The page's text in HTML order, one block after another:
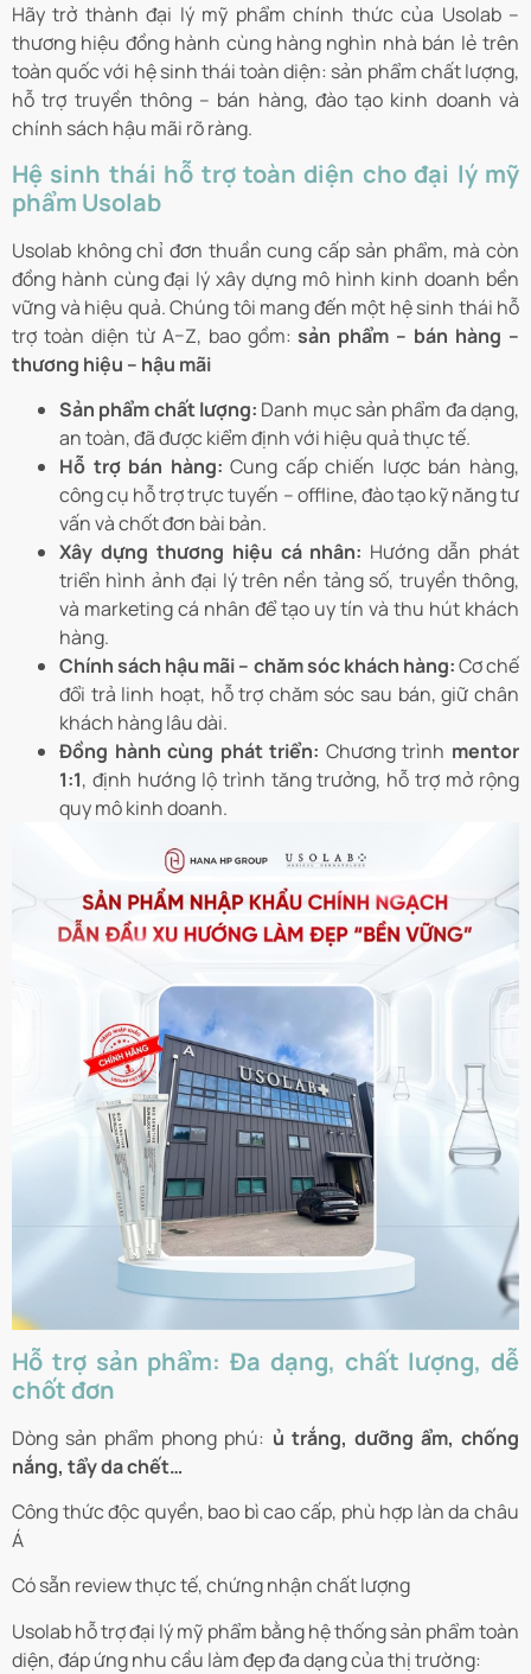
Hãy trở thành đại lý mỹ phẩm chính thức của Usolab –
thương hiệu đồng hành cùng hàng nghìn nhà bán lẻ trên
toàn quốc với hệ sinh thái toàn diện: sản phẩm chất lượng,
hỗ trợ truyền thông – bán hàng, đào tạo kinh doanh và
chính sách hậu mãi rõ ràng.
Hệ sinh thái hỗ trợ toàn diện cho đại lý mỹ
phẩm Usolab
Usolab không chỉ đơn thuần cung cấp sản phẩm, mà còn
đồng hành cùng đại lý xây dựng mô hình kinh doanh bền
vững và hiệu quả. Chúng tôi mang đến một hệ sinh thái hỗ
trợ toàn diện từ A–Z, bao gồm: sản phẩm – bán hàng –
thương hiệu – hậu mãi
Sản phẩm chất lượng: Danh mục sản phẩm đa dạng,
an toàn, đã được kiểm định với hiệu quả thực tế.
Hỗ trợ bán hàng:Cung cấp chiến lược bán hàng,
công cụ hỗ trợ trực tuyến – offline, đào tạo kỹ năng tư
vấn và chốt đơn bài bản.
Xây dựng thương hiệu cá nhân: Hướng dẫn phát
triển hình ảnh đại lý trên nền tảng số, truyền thông,
và marketing cá nhân để tạo uy tín và thu hút khách
hàng.
Chính sách hậu mãi – chăm sóc khách hàng:Cơ chế
đổi trả linh hoạt, hỗ trợ chăm sóc sau bán, giữ chân
khách hàng lâu dài.
Đồng hành cùng phát triển: Chương trình mentor
1:1, định hướng lộ trình tăng trưởng, hỗ trợ mở rộng
quy mô kinh doanh.
Hỗ trợ sản phẩm: Đa dạng, chất lượng, dễ
chốt đơn
Dòng sản phẩm phong phú: ủ trắng, dưỡng ẩm, chống
nắng, tẩy da chết…
Công thức độc quyền, bao bì cao cấp, phù hợp làn da châu
Á
Có sẵn review thực tế, chứng nhận chất lượng
Usolab hỗ trợ đại lý mỹ phẩm bằng hệ thống sản phẩm toàn
diện, đáp ứng nhu cầu làm đẹp đa dạng của thị trường: